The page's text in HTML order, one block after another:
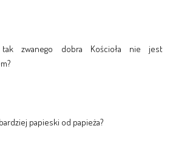
zwanego dobra Kościoła nie jest
papieski od papieża?